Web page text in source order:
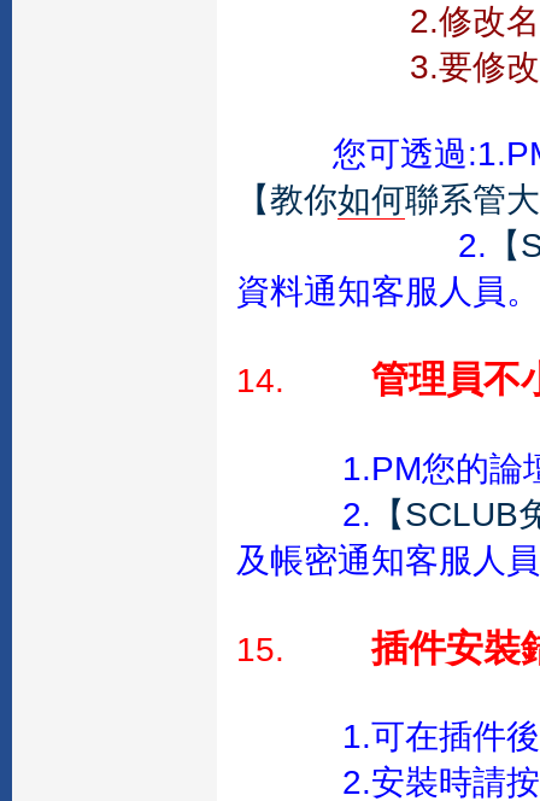
2.修改名稱
3.要修改的
您可透過:1.PM
【教你如何聯系管
2.
資料通知客服人員。
14. 管理員不
1.PM您的論
2. 【
及帳密通知客服人
15. 插件安裝
1.可在插件
2.安裝時請